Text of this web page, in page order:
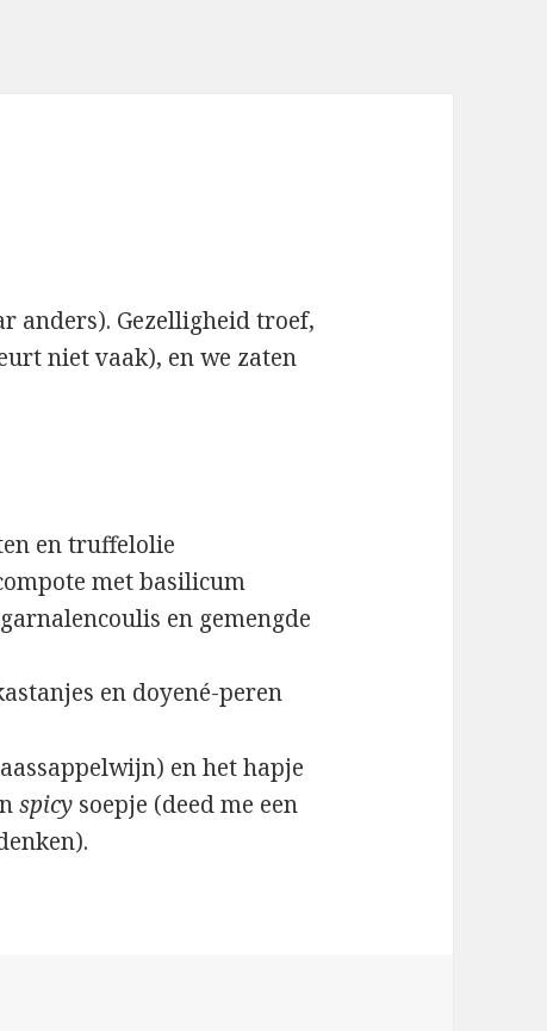
anders). Gezelligheid troef,
niet vaak), en we zaten
en truffelolie
met basilicum
en gemengde
en doyené-peren
en het hapje
spicy soepje (deed me een